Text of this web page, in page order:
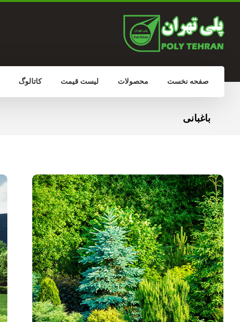
صفحه نخست محصولات لیست قیمت کاتالوگ
باغبانی